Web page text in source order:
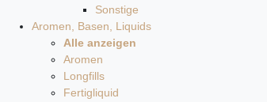
Sonstige
Aromen, Basen, Liquids
Alle anzeigen
Aromen
Longfills
Fertigliquid